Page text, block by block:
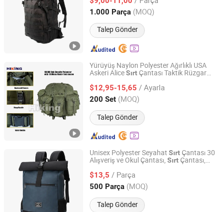
1.000 Parça (MOQ)
Talep Gönder
Fujian, China Fiyat 2016
Yürüyüş Naylon Polyester Ağırlıklı USA
Askeri AliceSırt Çantası Taktik Rüzgar
$12,95-15,65 / Ayarla
200 Set (MOQ)
Talep Gönder
Hiking (Qingdao) Industry Co., Ltd.
Shandong, China Fiyat 2024
Unisex Polyester Seyahat Sırt Çantası 30
Alışveriş ve Okul Çantası, Sırt Çantası,
$13,5 / Parça
500 Parça (MOQ)
Talep Gönder
JIAZI GROUP CO., LTD.
Fujian, China Fiyat 2026